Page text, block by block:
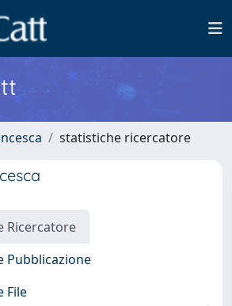
statistiche ricercatore
Ricercatore
Pubblicazione
File